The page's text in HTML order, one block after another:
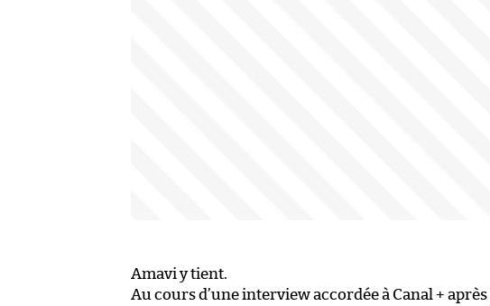
Amavi y tient.
Au cours d’une interview accordée à Canal + après